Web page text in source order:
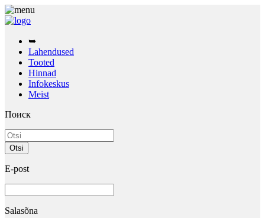
➥
Lahendused
Tooted
Hinnad
Infokeskus
Meist
Поиск
E-post
Salasõna